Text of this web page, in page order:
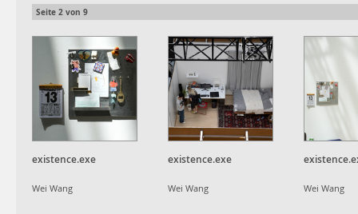
Seite 2 von 9
existence.exe
Wei Wang
existence.exe
Wei Wang Wei Wang